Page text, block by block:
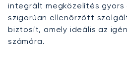
integrált megközelítés
szigorúan ellenőrzött
biztosít, amely ideális az
számára.